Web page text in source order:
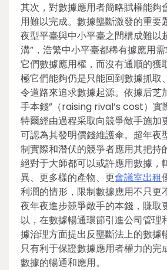
其次，對數據應用者簡略賦權能夠
用難以完成。數據壟斷激發的重要
夜型平臺與中小平臺之間構成難以
溝”，浩繁中小平臺都稀有據應用
它們數據應用權，而沒有通順的獲
極它們能夠仍是只能回到數據抓取
令道路來追求數據起源。依據后芝
手本錢”（raising rival’s cost）實
特爾經由過程采取向競爭敵手施加
可認為其發明價錢維護傘。超年夜
制實際和潛伏的競爭者應用其把持
絕對于大師都可以或許應用數據，
異、更多樣的產物、更會議室出租
利潤的情形，限制數據應用不只更
夜年夜進步競爭敵手的本錢，賺取
以，在數據暢通環節引進公司管理
據治理方面提出反壟斷法上的數據
只有利于保證數據應用者權力的完
數據的暢通和應用。